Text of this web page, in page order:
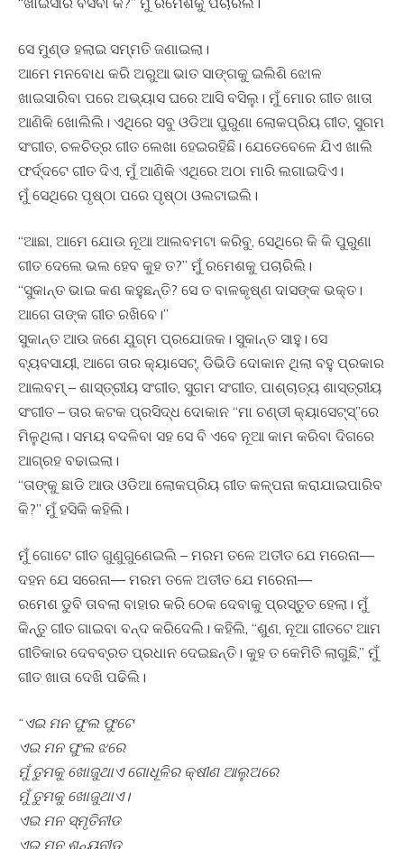
ସେ ମୁଣ୍ଡ ହଲାଇ ସମ୍ମତି ଜଣାଇଲା।
ଆମେ ମନବୋଧ କରି ଅରୁଆ ଭାତ ସାଙ୍ଗକୁ ଇଲିଶି ଝୋଳ
ଖାଇସାରିବା ପରେ ଅଭ୍ୟାସ ଘରେ ଆସି ବସିଲୁ। ମୁଁ ମୋର ଗୀତ ଖାତା
ଆଣିକି ଖୋଲିଲି। ଏଥିରେ ସବୁ ଓଡିଆ ପୁରୁଣା ଲୋକପ୍ରିୟ ଗୀତ, ସୁଗମ
ସଂଗୀତ, ଚଳଚିତ୍ର ଗୀତ ଲେଖା ହେଇରହିଛି। ଯେତେବେଳେ ଯିଏ ଖାଲି
ଫର୍ଦ୍ଦଟେ ଗୀତ ଦିଏ, ମୁଁ ଆଣିକି ଏଥିରେ ଅଠା ମାରି ଲଗାଇଦିଏ।
ମୁଁ ସେଥିରେ ପୃଷ୍ଠା ପରେ ପୃଷ୍ଠା ଓଲଟାଇଲି।
“ଆଛା, ଆମେ ଯୋଉ ନୂଆ ଆଲବମଟା କରିବୁ, ସେଥିରେ କି କି ପୁରୁଣା
ଗୀତ ଦେଲେ ଭଲ ହେବ କୁହ ତ?” ମୁଁ ରମେଶକୁ ପଚାରିଲି।
“ସୁକାନ୍ତ ଭାଇ କଣ କହୁଛନ୍ତି? ସେ ତ ବାଳକୃଷ୍ଣ ଦାସଙ୍କ ଭକ୍ତ।
ଆଗେ ତାଙ୍କ ଗୀତ ରଖିବେ।”
ସୁକାନ୍ତ ଆଉ ଜଣେ ଯୁଗ୍ମ ପ୍ରଯୋଜକ। ସୁକାନ୍ତ ସାହୁ। ସେ
ବ୍ୟବସାୟୀ, ଆଗେ ତାର କ୍ୟାସେଟ୍, ଡିଭିଡି ଦୋକାନ ଥିଲା ବହୁ ପ୍ରକାର
ଆଲବମ୍ – ଶାସ୍ତ୍ରୀୟ ସଂଗୀତ, ସୁଗମ ସଂଗୀତ, ପାଶ୍ଚାତ୍ୟ ଶାସ୍ତ୍ରୀୟ
ସଂଗୀତ – ତାର କଟକ ପ୍ରସିଦ୍ଧ ଦୋକାନ “ମା ଚଣ୍ଡୀ କ୍ୟାସେଟ୍ସ୍”ରେ
ମିଳୁଥିଲା। ସମୟ ବଦଳିବା ସହ ସେ ବି ଏବେ ନୂଆ କାମ କରିବା ଦିଗରେ
ଆଗ୍ରହ ବଢାଇଲା।
“ତାଙ୍କୁ ଛାଡି ଆଉ ଓଡିଆ ଲୋକପ୍ରିୟ ଗୀତ କଳ୍ପନା କରାଯାଇପାରିବ
କି?” ମୁଁ ହସିକି କହିଲି।
ମୁଁ ଗୋଟେ ଗୀତ ଗୁଣୁଗୁଣେଇଲି – ମରମ ତଳେ ଅତୀତ ଯେ ମରେନା—
ଦହନ ଯେ ସରେନା— ମରମ ତଳେ ଅତୀତ ଯେ ମରେନା—
ରମେଶ ଡୁବି ତାବଲା ବାହାର କରି ଠେକ ଦେବାକୁ ପ୍ରସ୍ତୁତ ହେଲା। ମୁଁ
କିନ୍ତୁ ଗୀତ ଗାଇବା ବନ୍ଦ କରିଦେଲି। କହିଲି, “ଶୁଣ, ନୂଆ ଗୀତଟେ ଆମ
ଗୀତିକାର ଦେବବ୍ରତ ପ୍ରଧାନ ଦେଇଛନ୍ତି। କୁହ ତ କେମିତି ଲାଗୁଛି,” ମୁଁ
ଗୀତ ଖାତା ଦେଖି ପଢିଲି।
“ଏଇ ମନ ଫୁଲ ଫୁଟେ
ଏଇ ମନ ଫୁଲ ଝରେ
ମୁଁ ତୁମକୁ ଖୋଜୁଥାଏ ଗୋଧୂଳିର କ୍ଷୀଣ ଆଲୁଅରେ
ମୁଁ ତୁମକୁ ଖୋଜୁଥାଏ।
ଏଇ ମନ ସ୍ମୃତିନୀଡ
ଏଇ ମନ ଶୂନ୍ୟନୀଡ